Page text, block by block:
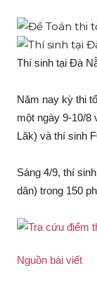
Thí sinh tại Đà
Năm nay kỳ thi
một ngày 9-10/8
Lăk) và thí sinh
Sáng 4/9, thí
dân) trong 150
Nguồn bài viết